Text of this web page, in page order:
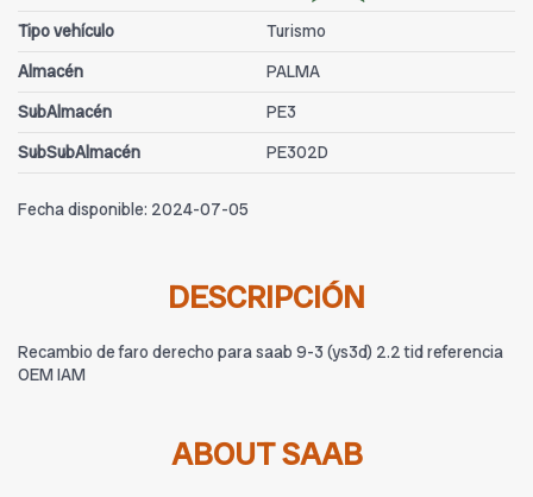
Tipo vehículo
Turismo
Almacén
PALMA
SubAlmacén
PE3
SubSubAlmacén
PE302D
Fecha disponible: 2024-07-05
DESCRIPCIÓN
Recambio de faro derecho para saab 9-3 (ys3d) 2.2 tid referencia
OEM IAM
ABOUT SAAB